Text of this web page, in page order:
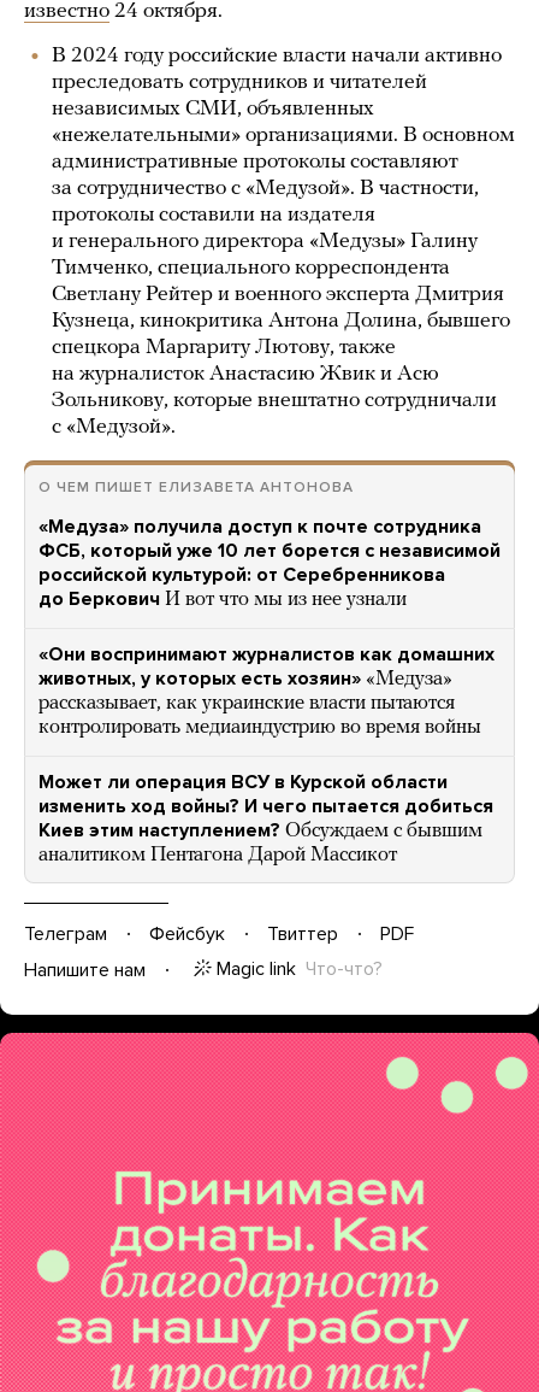
известно 24 октября.
В 2024 году российские власти начали активно
преследовать сотрудников и читателей
независимых СМИ, объявленных
«нежелательными» организациями. В основном
административные протоколы составляют
за сотрудничество с «Медузой». В частности,
протоколы составили на издателя
и генерального директора «Медузы» Галину
Тимченко, специального корреспондента
Светлану Рейтер и военного эксперта Дмитрия
Кузнеца, кинокритика Антона Долина, бывшего
спецкора Маргариту Лютову, также
на журналисток Анастасию Жвик и Асю
Зольникову, которые внештатно сотрудничали
с «Медузой».
О ЧЕМ ПИШЕТ ЕЛИЗАВЕТА АНТОНОВА
«Медуза» получила доступ к почте сотрудника
ФСБ, который уже 10 лет борется с независимой
российской культурой: от Серебренникова
до Беркович И вот что мы из нее узнали
«Они воспринимают журналистов как домашних
животных, у которых есть хозяин» «Медуза»
рассказывает, как украинские власти пытаются
контролировать медиаиндустрию во время войны
Может ли операция ВСУ в Курской области
изменить ход войны? И чего пытается добиться
Киев этим наступлением? Обсуждаем с бывшим
аналитиком Пентагона Дарой Массикот
Телеграм Фейсбук Твиттер
PDF
Напишите нам
Magic link Что-что?